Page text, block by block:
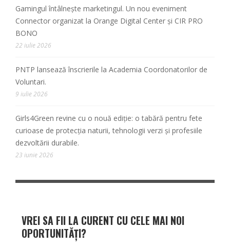
Gamingul întâlnește marketingul. Un nou eveniment
Connector organizat la Orange Digital Center și CIR PRO
BONO
22 iulie 2026
PNTP lansează înscrierile la Academia Coordonatorilor de
Voluntari.
9 iulie 2026
Girls4Green revine cu o nouă ediție: o tabără pentru fete
curioase de protecția naturii, tehnologii verzi și profesiile
dezvoltării durabile.
23 iunie 2026
VREI SA FII LA CURENT CU CELE MAI NOI
OPORTUNITĂȚI?